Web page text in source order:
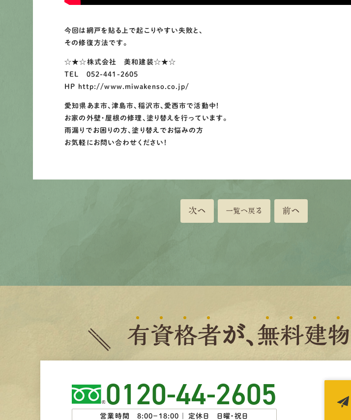
今回は網戸を貼る上で起こりやすい失敗と、
その修復方法です。
☆★☆株式会社 美和建装☆★☆
TEL 052-441-2605
HP http://www.miwakenso.co.jp/
愛知県あま市、津島市、稲沢市、愛西市で活動中！
お家の外壁・屋根の修理、塗り替えを行っています。
雨漏りでお困りの方、塗り替えでお悩みの方
お気軽にお問い合わせください！
次へ 一覧へ戻る 前へ
有資格者が、 無料建物
0120-44-2605
営業時間 8:00−18:00 ｜ 定休日 日曜・祝日